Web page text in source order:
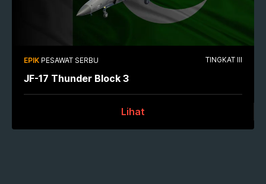
EPIK PESAWAT SERBU TINGKAT III
JF-17 Thunder Block 3
Lihat